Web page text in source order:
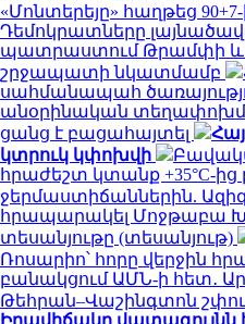
«Մոնտերեյը» հաղթեց
Դեմոկրատները
պատրաստում Թրամփի և
շրջապատի նկատմամբ
սահմանապահ
անօրինական
ցանց է բացահայտել
կտրուկ կփոխվի
հրաժեշտ կտանք +35°C-ից
ջերմաստիճաններին.
հրապարակել Մոջթաբա
տեսանյութը (տեսանյութ)
Ռոսարիո՝ հորը վերջին
բանակցում ԱՄՆ-ի հետ․
Թեհրան–Վաշինգտոն
Իրավիճակը վատագույնն